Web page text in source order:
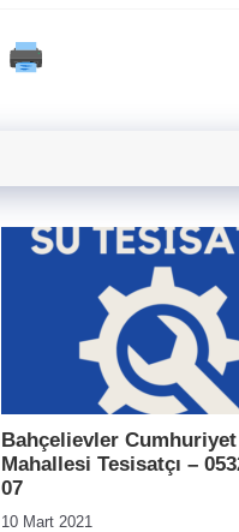
Bahçelievler Cumhuriyet
Mahallesi Tesisatçı –
07
10 Mart 2021